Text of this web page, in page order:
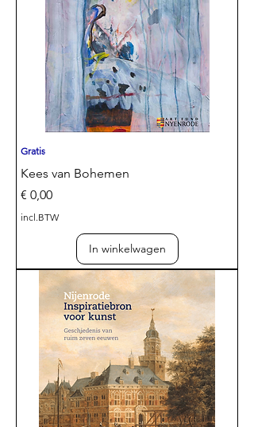
Gratis
Kees van Bohemen
Prijs
€ 0,00
incl.BTW
In winkelwagen